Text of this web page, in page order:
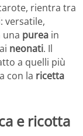
rientra tra
versatile,
una purea in
neonati. Il
a quelli più
con la ricetta
e ricotta